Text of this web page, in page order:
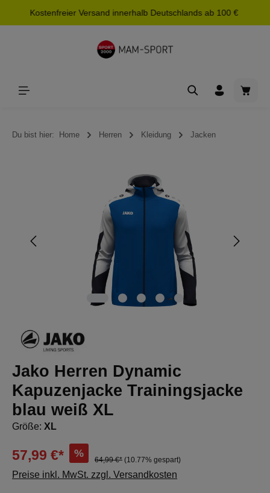
springen
Kostenfreier Versand innerhalb Deutschlands ab 100 €
Du bist hier: Home Herren Kleidung Jacken
Jako Herren Dynamic
Kapuzenjacke Trainingsjacke
blau weiß XL
Größe: XL
57,99 €* %
64,99 €* (10.77% gespart)
Preise inkl. MwSt. zzgl. Versandkosten